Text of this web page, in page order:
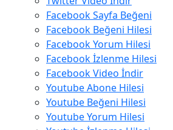
Facebook Sayfa Beğeni
Facebook Beğeni Hilesi
Facebook Yorum Hilesi
Facebook İzlenme Hilesi
Facebook Video İndir
Youtube Abone Hilesi
Youtube Beğeni Hilesi
Youtube Yorum Hilesi